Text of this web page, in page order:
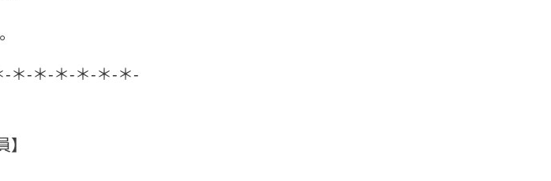
＊-＊-＊-＊-＊-＊-
】